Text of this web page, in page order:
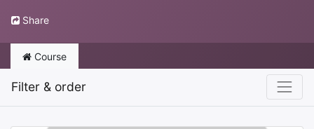
Share
Course
Filter & order